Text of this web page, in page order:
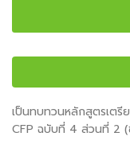
เป็นทบทวนหลักสูตรเตรี
CFP ฉบับที่ 4 ส่วนที่ 2 (